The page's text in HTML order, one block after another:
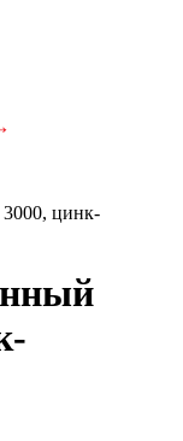
цинк-